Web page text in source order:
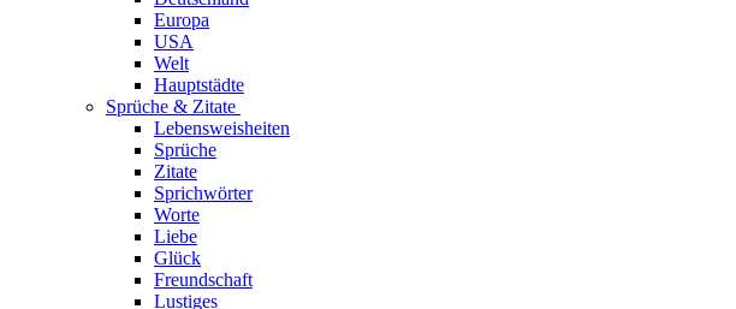
Europa
USA
Welt
Hauptstädte
Sprüche & Zitate
Lebensweisheiten
Sprüche
Zitate
Sprichwörter
Worte
Liebe
Glück
Freundschaft
Lustiges